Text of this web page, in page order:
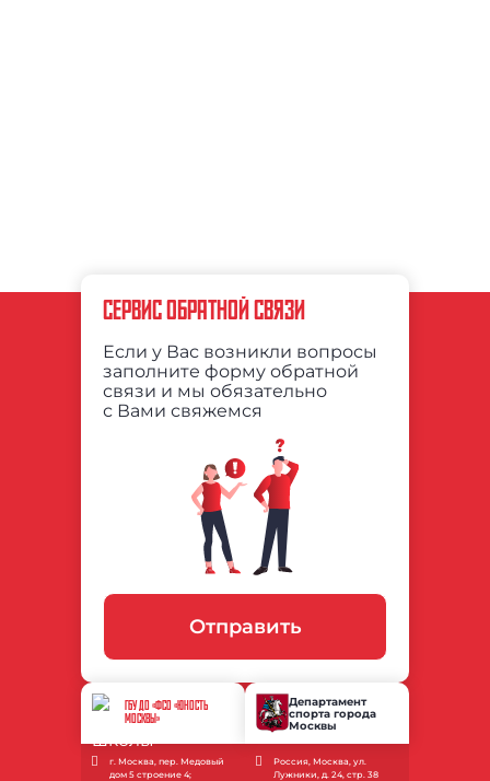
СЕРВИС ОБРАТНОЙ СВЯЗИ
Если у Вас возникли вопросы
заполните форму обратной
связи и мы обязательно
с Вами свяжемся
Отправить
ГБУ ДО «ФСО «ЮНОСТЬ
МОСКВЫ»
г. Москва, пер. Медовый
дом 5 строение 4;
Департамент
спорта города
Москвы
Россия, Москва, ул.
Лужники, д. 24, стр. 38